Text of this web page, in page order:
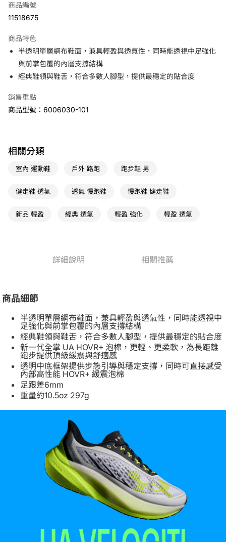
LINE Pay
悠遊付
運送方式
商品編號
11518675
商品特色
半透明單層網布鞋面，兼具輕盈與透氣性，同時能透視中足強化
與前掌包覆的內層支撐結構
經典鞋領與鞋舌，符合多數人腳型，提供最穩定的貼合度
銷售重點
商品型號：6006030-101
相關分類
室內 運動鞋 戶外 路跑 跑步鞋 男
健走鞋 透氣 透氣 慢跑鞋 慢跑鞋 健走鞋
新品 輕盈 經典 透氣 輕盈 強化 輕盈 透氣
詳細說明 相關推薦
商品細節
半透明單層網布鞋面，兼具輕盈與透氣性，同時能透視中
足強化與前掌包覆的內層支撐結構
經典鞋領與鞋舌，符合多數人腳型，提供最穩定的貼合度
新一代全掌 UA HOVR+ 泡棉，更輕、更柔軟，為長距離
跑步提供頂級緩震與舒適感
透明中底框架提供步態引導與穩定支撐，同時可直接感受
內部高性能 HOVR+ 緩震泡棉
足跟差6mm
重量約10.5oz 297g